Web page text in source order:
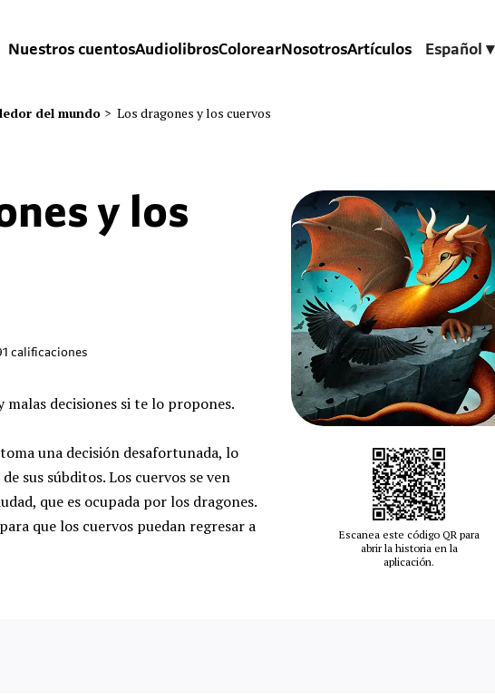
Nuestros cuentosAudiolibrosColorearNosotrosArtículos Español ▾
del mundo > Los dragones y los cuervos
y los
calificaciones
malas decisiones si te lo propones.
una decisión desafortunada, lo
sus súbditos. Los cuervos se ven
que es ocupada por los dragones.
que los cuervos puedan regresar a
Escanea este código QR para
abrir la historia en la
aplicación.